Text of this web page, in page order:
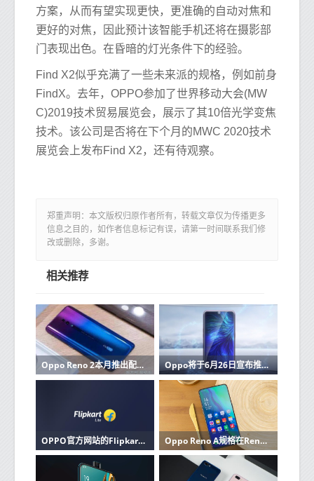
方案，从而有望实现更快，更准确的自动对焦和
更好的对焦，因此预计该智能手机还将在摄影部
门表现出色。在昏暗的灯光条件下的经验。
Find X2似乎充满了一些未来派的规格，例如前身
FindX。去年，OPPO参加了世界移动大会(MW
C)2019技术贸易展览会，展示了其10倍光学变焦
技术。该公司是否将在下个月的MWC 2020技术
展览会上发布Find X2，还有待观察。
郑重声明：本文版权归原作者所有，转载文章仅为传播更多
信息之目的，如作者信息标记有误，请第一时间联系我们修
改或删除，多谢。
相关推荐
Oppo Reno 2本月推出配备20倍变焦四合一相机 Oppo将于6月26日宣布推出带有显示屏摄像头的智能手机
OPPO官方网站的Flipkart预订已经开始有Luminous Black和Sky White颜色可供选择 Oppo Reno A规格在Reno 2发布之前上线